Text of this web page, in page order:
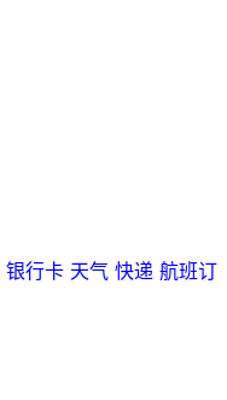
银行卡 天气 快递 航班订